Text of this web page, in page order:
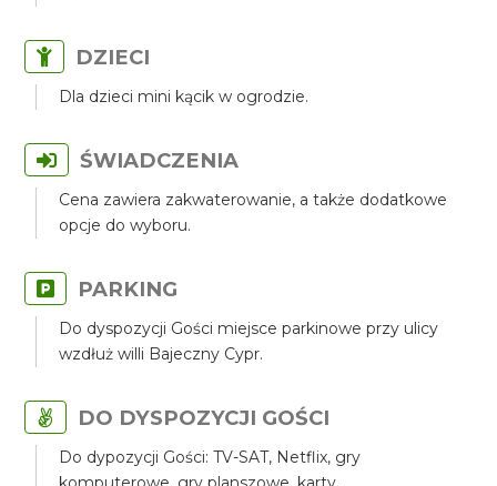
DZIECI
Dla dzieci mini kącik w ogrodzie.
ŚWIADCZENIA
Cena zawiera zakwaterowanie, a także dodatkowe
opcje do wyboru.
PARKING
Do dyspozycji Gości miejsce parkinowe przy ulicy
wzdłuż willi Bajeczny Cypr.
DO DYSPOZYCJI GOŚCI
Do dypozycji Gości: TV-SAT, Netflix, gry